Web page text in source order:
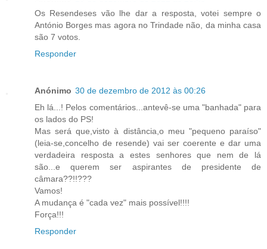
Os Resendeses vão lhe dar a resposta, votei sempre o
António Borges mas agora no Trindade não, da minha casa
são 7 votos.
Responder
Anónimo 30 de dezembro de 2012 às 00:26
Eh lá...! Pelos comentários...antevê-se uma "banhada" para
os lados do PS!
Mas será que,visto à distância,o meu "pequeno paraíso"
(leia-se,concelho de resende) vai ser coerente e dar uma
verdadeira resposta a estes senhores que nem de lá
são...e querem ser aspirantes de presidente de
câmara??!!???
Vamos!
A mudança é "cada vez" mais possível!!!!
Força!!!
Responder